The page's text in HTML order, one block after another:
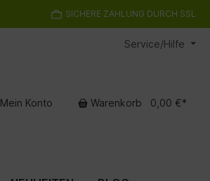
SICHERE ZAHLUNG DURCH SSL
Service/Hilfe
Mein Konto Warenkorb 0,00 €*